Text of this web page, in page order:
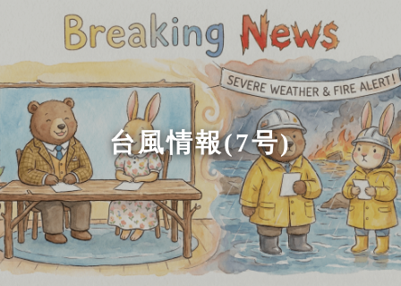
台風情報(7号)